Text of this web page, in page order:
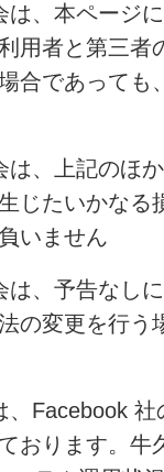
は、本ページ
用者と第三者
合であっても
は、上記のほ
じたいかなる
いません
は、予告なし
の変更を行う
、Facebook
おります。牛